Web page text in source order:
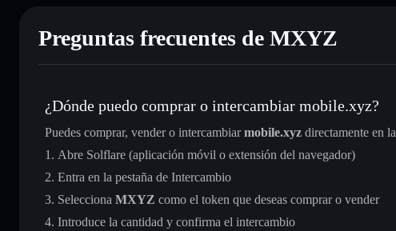
Preguntas frecuentes de MXYZ
¿Dónde puedo comprar o intercambiar mobile.xyz?
Puedes comprar, vender o intercambiarmobile.xyz directamente en la
Abre Solflare (aplicación móvil o extensión del navegador)
Entra en la pestaña de Intercambio
Selecciona MXYZ como el token que deseas comprar o vender
Introduce la cantidad y confirma el intercambio